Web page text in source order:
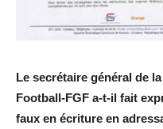
Le secrétaire général de
Football-FGF a-t-il fait
faux en écriture en